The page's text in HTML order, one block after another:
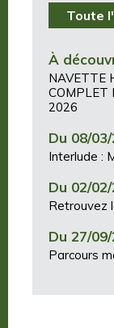
Toute
À
NAVETTE
COMPLET
2026
Du 08/
Interlude :
Du 02/
Retrouvez
Du 27/
Parcours